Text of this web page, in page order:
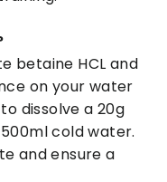
betaine HCL and
on your water
dissolve a 20g
cold water.
and ensure a